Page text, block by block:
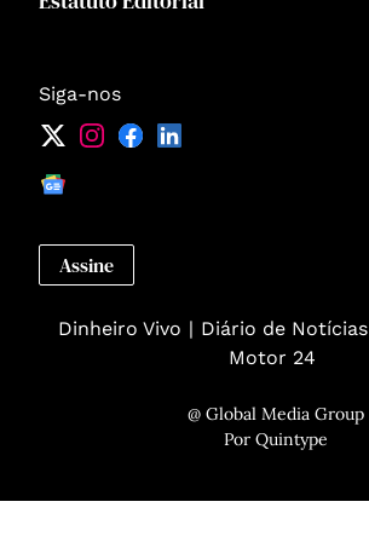
Siga-nos
Assine
Dinheiro Vivo Diário de Notícias
Motor 24
@ Global Media Group
PorQuintype